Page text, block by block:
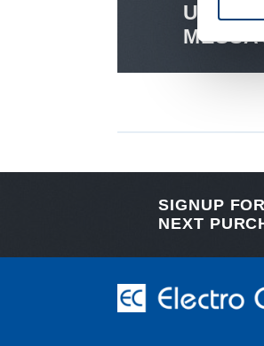
USE
SIGNUP
NEXT